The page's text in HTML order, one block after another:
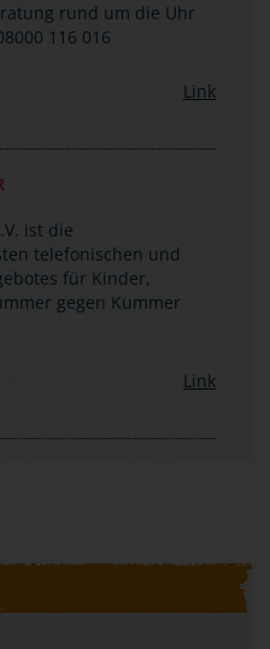
rund um die Uhr
116 016
Link
ist die
telefonischen und
für Kinder,
gegen Kummer
Link